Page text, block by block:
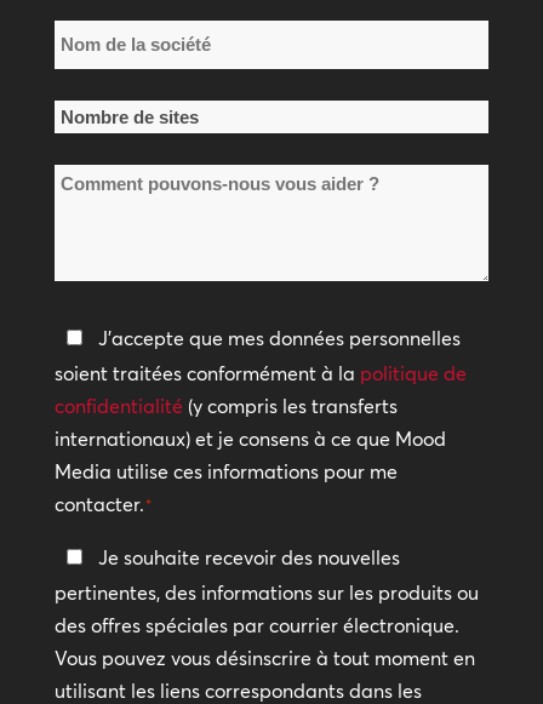
Nom
de
la
société
*
Nombre
sites
Comment
vous
Politique
de
confidentialité
*
J'accepte que mes données personnelles
soient traitées conformément à la politique de
confidentialité (y compris les transferts
internationaux) et je consens à ce que Mood
Media utilise ces informations pour me
contacter.*
Restez
en
contact
Je souhaite recevoir des nouvelles
pertinentes, des informations sur les produits ou
des offres spéciales par courrier électronique.
Vous pouvez vous désinscrire à tout moment en
utilisant les liens correspondants dans les